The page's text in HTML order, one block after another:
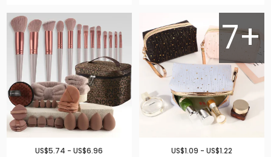
US$5.74 - US$6.96
7+
US$1.09 - US$1.22